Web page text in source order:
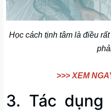
Học cách tịnh tâm là điều
>>> XEM
3. Tác